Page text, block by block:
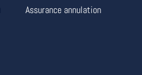
Assurance annulation